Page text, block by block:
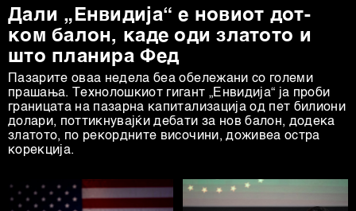
Дали „Енвидија“ е новиот дот-
ком балон, каде оди златото и
што планира Фед
Пазарите оваа недела беа обележани со големи
прашања. Технолошкиот гигант „Енвидија“ ја проби
границата на пазарна капитализација од пет билиони
долари, поттикнувајќи дебати за нов балон, додека
златото, по рекордните височини, доживеа остра
корекција.